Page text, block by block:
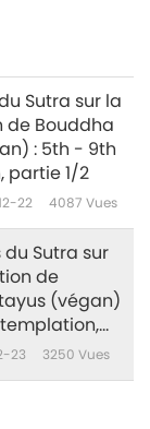
Sutra sur la
Bouddha
: 5th - 9th
partie 1/2
22 4087 Vues
Sutra sur
de
(végan)
23 3250 Vues